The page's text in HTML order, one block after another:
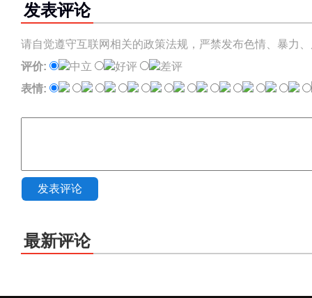
发表评论
请自觉遵守互联网相关的政策法规，严禁发布色情、暴力
评价:
中立 好评
差评
表情:
发表评论
最新评论